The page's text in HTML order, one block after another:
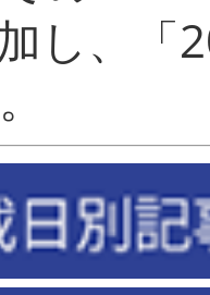
し、「
し